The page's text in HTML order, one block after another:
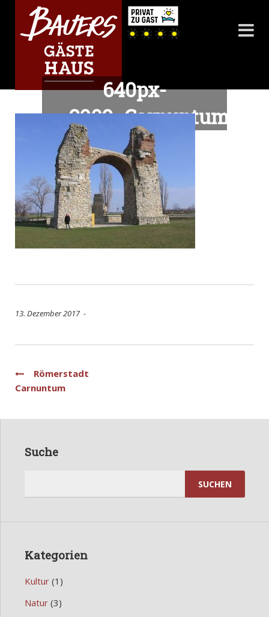
640px-
13. Dezember 2017 -
Beitragsnavigation
Römerstadt
Carnuntum
Suche
Kategorien
Kultur (1)
Natur (3)